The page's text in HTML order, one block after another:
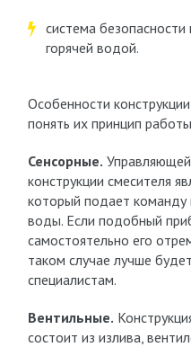
система
горячей водой.
Особенности
понять их принцип
Сенсорные.
конструкции смесителя
который подает команду
воды. Если подобный
самостоятельно его
таком случае лучше
специалистам.
Вентильные.
состоит из излива,